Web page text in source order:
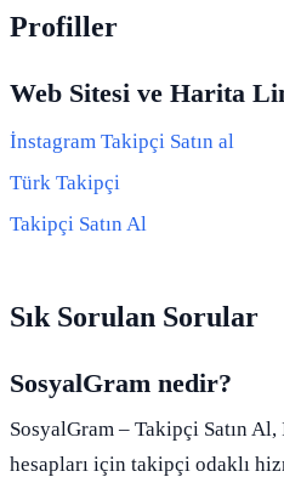
Profiller
Web Sitesi ve Harita
İnstagram Takipçi Satın al
Türk Takipçi
Takipçi Satın Al
Sık Sorulan Sorular
SosyalGram nedir?
SosyalGram – Takipçi Satın
hesapları için takipçi odaklı